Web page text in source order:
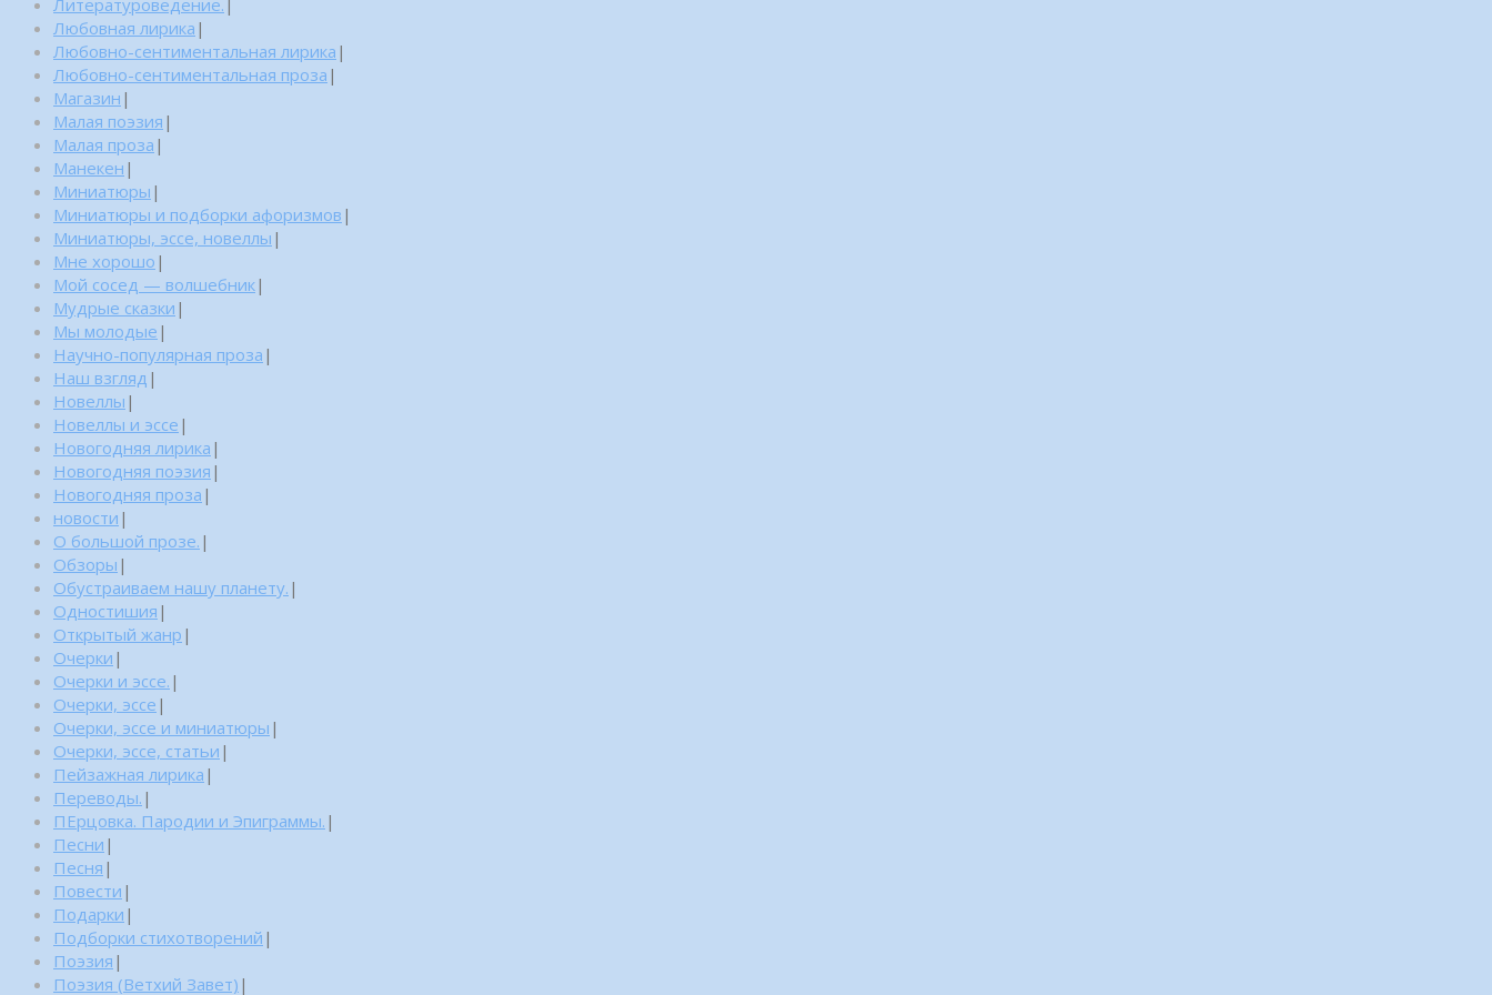
Любовная лирика |
Любовно-сентиментальная лирика |
Любовно-сентиментальная проза |
Магазин |
Малая поэзия |
Малая проза |
Манекен |
Миниатюры |
Миниатюры и подборки афоризмов |
Миниатюры, эссе, новеллы |
Мне хорошо |
Мой сосед — волшебник|
Мудрые сказки |
Мы молодые |
Научно-популярная проза |
Наш взгляд |
Новеллы |
Новеллы и эссе |
Новогодняя лирика |
Новогодняя поэзия |
Новогодняя проза |
новости |
О большой прозе. |
Обзоры |
Обустраиваем нашу планету. |
Одностишия |
Открытый жанр |
Очерки |
Очерки и эссе. |
Очерки, эссе |
Очерки, эссе и миниатюры |
Очерки, эссе, статьи |
Пейзажная лирика |
Переводы. |
ПЕрцовка. Пародии и Эпиграммы. |
Песни |
Песня |
Повести |
Подарки |
Подборки стихотворений |
Поэзия |
Поэзия (Ветхий Завет) |